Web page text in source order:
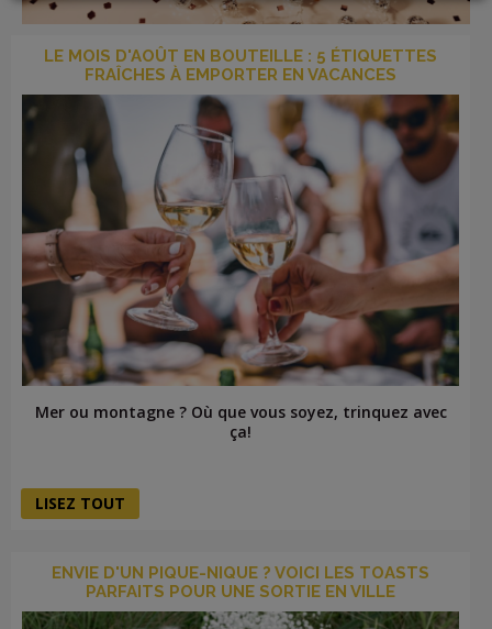
LOGIN
LE MOIS D'AOÛT EN BOUTEILLE : 5 ÉTIQUETTES
FRAÎCHES À EMPORTER EN VACANCES
Mer ou montagne ? Où que vous soyez, trinquez avec
ça!
LISEZ TOUT
ENVIE D'UN PIQUE-NIQUE ? VOICI LES TOASTS
PARFAITS POUR UNE SORTIE EN VILLE